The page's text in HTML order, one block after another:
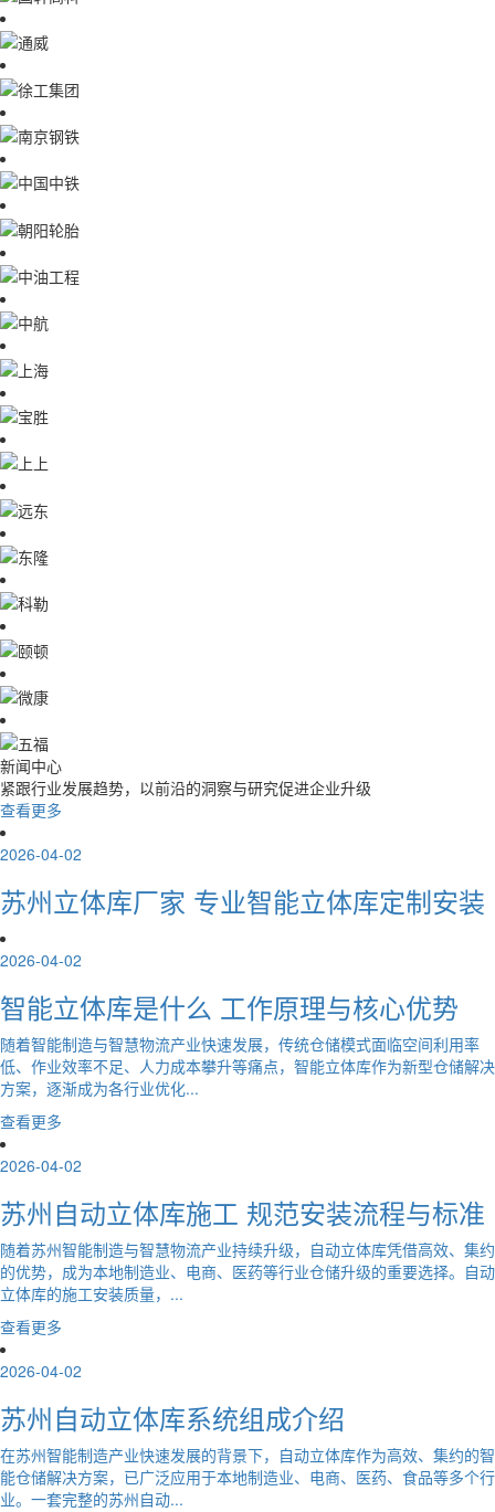
新闻中心
紧跟行业发展趋势，以前沿的洞察与研究促进企业升级
查看更多
2026-04-02
苏州立体库厂家 专业智能立体库定制安装
2026-04-02
智能立体库是什么 工作原理与核心优势
随着智能制造与智慧物流产业快速发展，传统仓储模式面临空间利用率
低、作业效率不足、人力成本攀升等痛点，智能立体库作为新型仓储解决
方案，逐渐成为各行业优化...
查看更多
2026-04-02
苏州自动立体库施工 规范安装流程与标准
随着苏州智能制造与智慧物流产业持续升级，自动立体库凭借高效、集约
的优势，成为本地制造业、电商、医药等行业仓储升级的重要选择。自动
立体库的施工安装质量，...
查看更多
2026-04-02
苏州自动立体库系统组成介绍
在苏州智能制造产业快速发展的背景下，自动立体库作为高效、集约的智
能仓储解决方案，已广泛应用于本地制造业、电商、医药、食品等多个行
业。一套完整的苏州自动...